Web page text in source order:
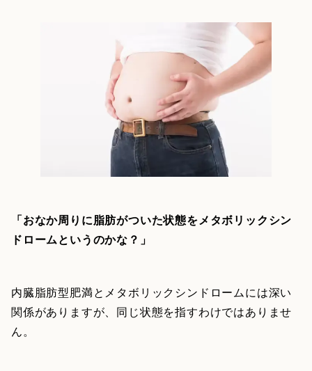
「おなか周りに脂肪がついた状態をメタボリックシン
ドロームというのかな？」
内臓脂肪型肥満とメタボリックシンドロームには深い
関係がありますが、同じ状態を指すわけではありませ
ん。